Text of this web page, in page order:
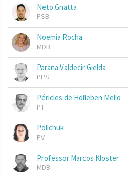
Neto Gnatta
PSB
Noemia Rocha
MDB
Parana Valdecir Gielda
PPS
Péricles de Holleben Mello
PT
Polichuk
PV
Professor Marcos Kloster
MDB